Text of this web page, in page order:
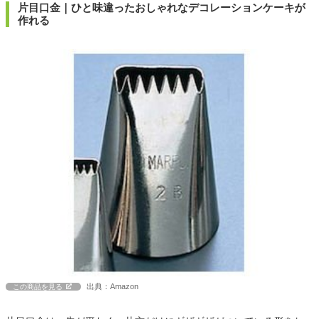
片目口金｜ひと味違ったおしゃれなデコレーションケーキが
作れる
この商品を見る 出典：Amazon